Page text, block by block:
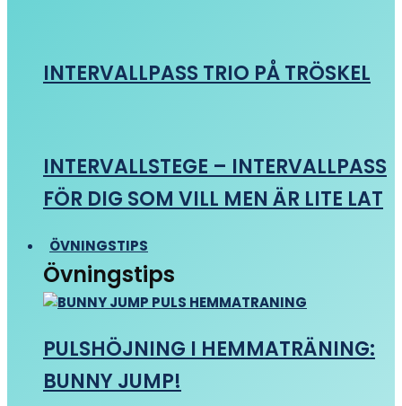
INTERVALLPASS TRIO PÅ TRÖSKEL
INTERVALLSTEGE – INTERVALLPASS
FÖR DIG SOM VILL MEN ÄR LITE LAT
ÖVNINGSTIPS
Övningstips
PULSHÖJNING I HEMMATRÄNING:
BUNNY JUMP!